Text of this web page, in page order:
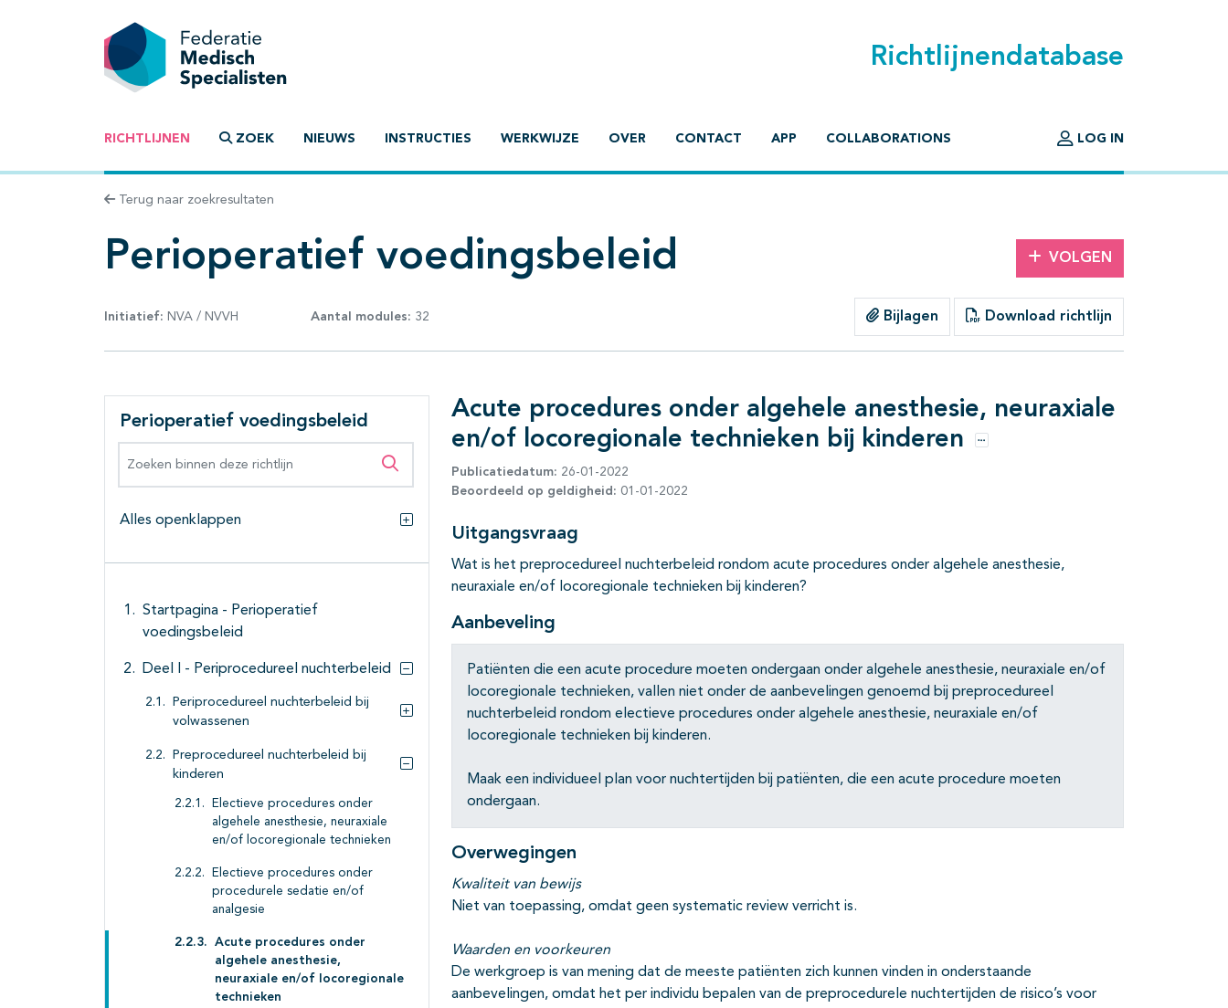
Richtlijnendatabase
RICHTLIJNEN ZOEK NIEUWS INSTRUCTIES WERKWIJZE OVER CONTACT APP COLLABORATIONS LOG IN
Terug naar zoekresultaten
Perioperatief voedingsbeleid VOLGEN
Initiatief: NVA / NVVH Aantal modules: 32 Bijlagen Download richtlijn
Perioperatief voedingsbeleid
Zoeken binnen deze richtlijn
Alles openklappen
Alles openklappen
Startpagina - Perioperatief
voedingsbeleid
Deel I - Periprocedureel nuchterbeleid
Subpagina's open- en dichtklappen
Periprocedureel nuchterbeleid bij
volwassenen
Subpagina's open- en dichtklappen
Preprocedureel nuchterbeleid bij
kinderen
Subpagina's open- en dichtklappen
Electieve procedures onder
algehele anesthesie, neuraxiale
en/of locoregionale technieken
Electieve procedures onder
procedurele sedatie en/of
analgesie
Acute procedures onder
algehele anesthesie,
neuraxiale en/of locoregionale
technieken
Acute procedures onder algehele anesthesie, neuraxiale
en/of locoregionale technieken bij kinderen
Opties
Publicatiedatum: 26-01-2022
Beoordeeld op geldigheid: 01-01-2022
Uitgangsvraag
Wat is het preprocedureel nuchterbeleid rondom acute procedures onder algehele anesthesie,
neuraxiale en/of locoregionale technieken bij kinderen?
Aanbeveling
Patiënten die een acute procedure moeten ondergaan onder algehele anesthesie, neuraxiale en/of
locoregionale technieken, vallen niet onder de aanbevelingen genoemd bij preprocedureel
nuchterbeleid rondom electieve procedures onder algehele anesthesie, neuraxiale en/of
locoregionale technieken bij kinderen.
Maak een individueel plan voor nuchtertijden bij patiënten, die een acute procedure moeten
ondergaan.
Overwegingen
Kwaliteit van bewijs
Niet van toepassing, omdat geen systematic review verricht is.
Waarden en voorkeuren
De werkgroep is van mening dat de meeste patiënten zich kunnen vinden in onderstaande
aanbevelingen, omdat het per individu bepalen van de preprocedurele nuchtertijden de risico’s voor